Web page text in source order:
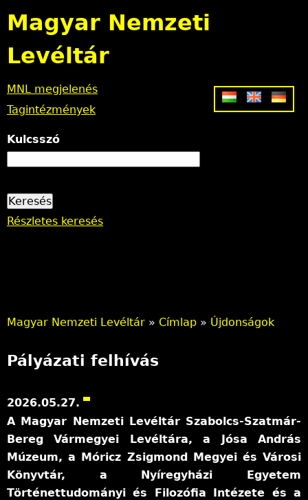
Jump to navigation
Magyar Nemzeti
Levéltár
Kulcsszó
Részletes keresés
MNL megjelenés
Tagintézmények
e
e
n
l
e
Magyar Nemzeti Levéltár » Címlap » Újdonságok
Pályázati felhívás
2026.05.27.
A Magyar Nemzeti Levéltár Szabolcs-Szatmár-
Bereg Vármegyei Levéltára, a Jósa András
Múzeum, a Móricz Zsigmond Megyei és Városi
Könyvtár, a Nyíregyházi Egyetem
Történettudományi és Filozófia Intézete és a